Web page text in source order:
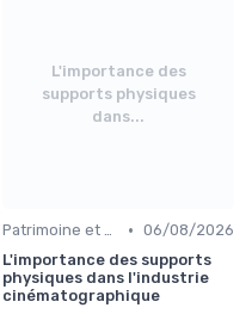
L'importance des
supports physiques
dans...
Patrimoine et classiques • 06/08/2026
L'importance des supports
physiques dans l'industrie
cinématographique